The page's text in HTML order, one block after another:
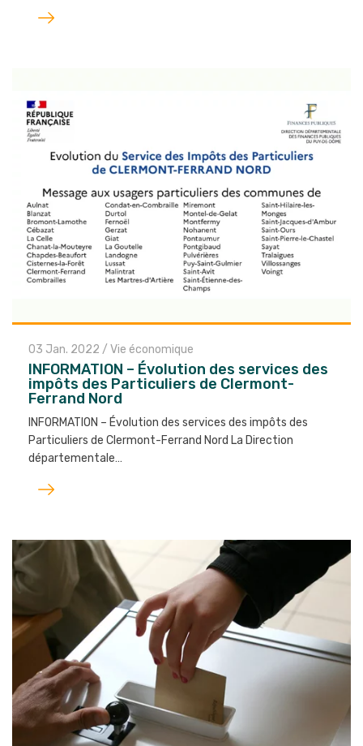
Lire
l'article
03 Jan. 2022 / Vie économique
INFORMATION – Évolution des services des
impôts des Particuliers de Clermont-
Ferrand Nord
INFORMATION – Évolution des services des impôts des
Particuliers de Clermont-Ferrand Nord La Direction
départementale…
Lire